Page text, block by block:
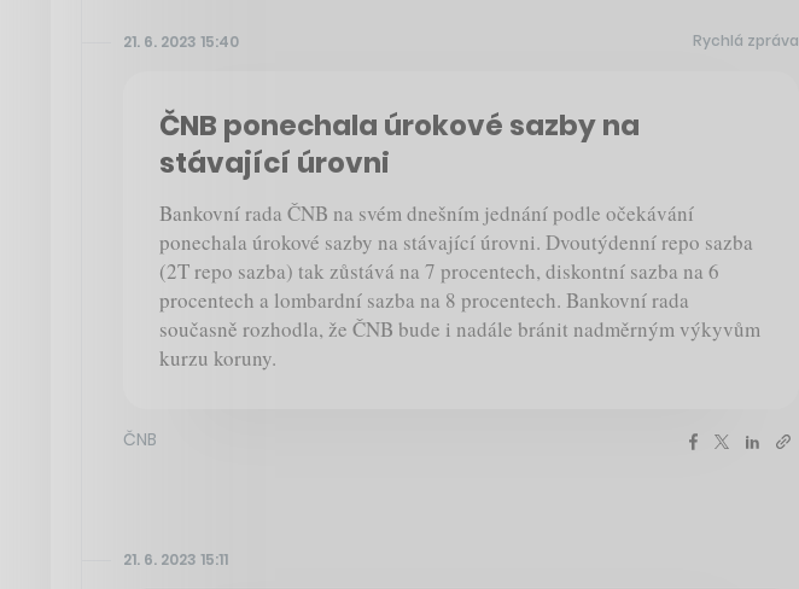
21. 6. 2023 15:40 Rychlá zpráva
ČNB ponechala úrokové sazby na
stávající úrovni
Bankovní rada ČNB na svém dnešním jednání podle očekávání
ponechala úrokové sazby na stávající úrovni. Dvoutýdenní repo sazba
(2T repo sazba) tak zůstává na 7 procentech, diskontní sazba na 6
procentech a lombardní sazba na 8 procentech. Bankovní rada
současně rozhodla, že ČNB bude i nadále bránit nadměrným výkyvům
kurzu koruny.
ČNB
21. 6. 2023 15:11